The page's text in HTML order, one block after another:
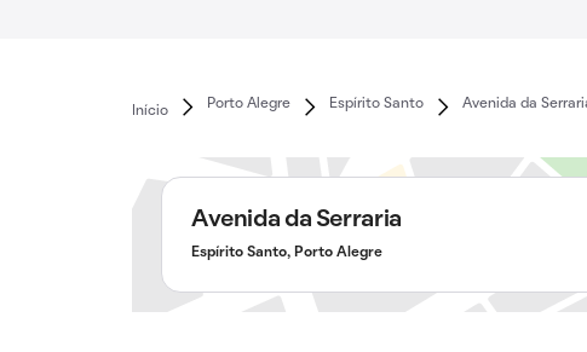
Início
Porto Alegre Espírito Santo Avenida da
Avenida da Serraria
Espírito Santo, Porto Alegre